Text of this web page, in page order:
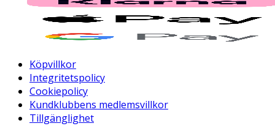
Köpvillkor
Integritetspolicy
Cookiepolicy
Kundklubbens medlemsvillkor
Tillgänglighet